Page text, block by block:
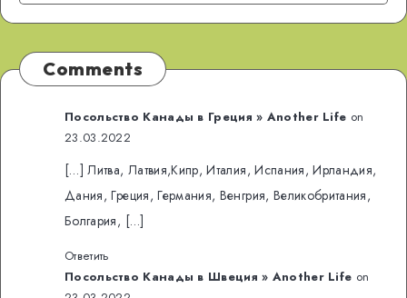
Comments
Посольство Канады в Греция » Another Life on
23.03.2022
[…] Литва, Латвия,Кипр, Италия, Испания, Ирландия,
Дания, Греция, Германия, Венгрия, Великобритания,
Болгария, […]
Ответить
Посольство Канады в Швеция » Another Life on